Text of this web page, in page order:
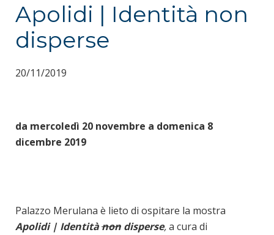
Apolidi | Identità non
disperse
20/11/2019
da mercoledì 20 novembre a domenica 8
dicembre 2019
Palazzo Merulana è lieto di ospitare la mostra
Apolidi | Identitànon disperse,a cura di